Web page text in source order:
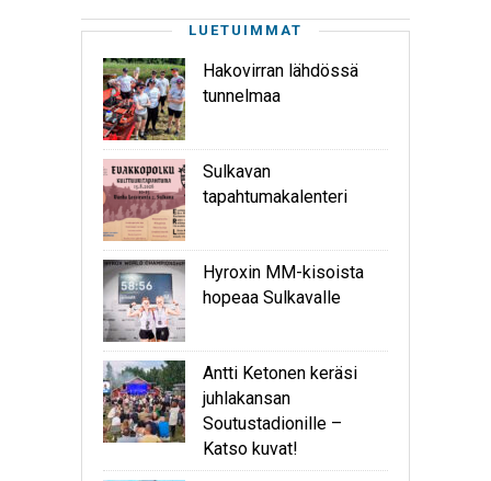
LUETUIMMAT
Hakovirran lähdössä
tunnelmaa
Sulkavan
tapahtumakalenteri
Hyroxin MM-kisoista
hopeaa Sulkavalle
Antti Ketonen keräsi
juhlakansan
Soutustadionille –
Katso kuvat!